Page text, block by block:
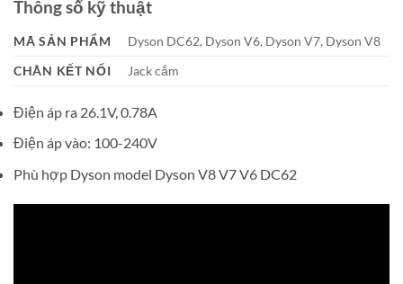
Thông số kỹ thuật
MÃ SẢN PHẨM
Dyson DC62, Dyson V6, Dyson V7, Dyson V8
CHÂN KẾT NỐI
Jack cắm
Điện áp ra 26.1V, 0.78A
Điện áp vào: 100-240V
Phù hợp Dyson model Dyson V8 V7 V6 DC62